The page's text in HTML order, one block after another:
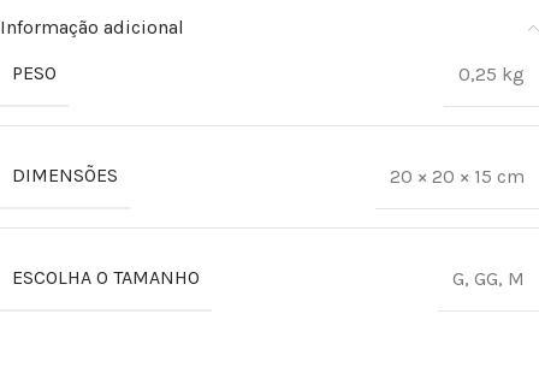
Informação adicional
PESO
0,25 kg
DIMENSÕES 20 × 20 × 15 cm
ESCOLHA O TAMANHO G, GG, M